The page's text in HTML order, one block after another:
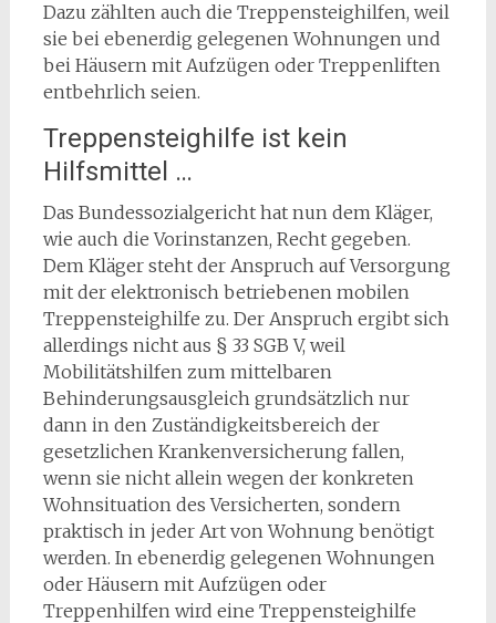
Dazu zählten auch die Treppensteighilfen, weil
sie bei ebenerdig gelegenen Wohnungen und
bei Häusern mit Aufzügen oder Treppenliften
entbehrlich seien.
Treppensteighilfe ist kein
Hilfsmittel …
Das Bundessozialgericht hat nun dem Kläger,
wie auch die Vorinstanzen, Recht gegeben.
Dem Kläger steht der Anspruch auf Versorgung
mit der elektronisch betriebenen mobilen
Treppensteighilfe zu. Der Anspruch ergibt sich
allerdings nicht aus § 33 SGB V, weil
Mobilitätshilfen zum mittelbaren
Behinderungsausgleich grundsätzlich nur
dann in den Zuständigkeitsbereich der
gesetzlichen Krankenversicherung fallen,
wenn sie nicht allein wegen der konkreten
Wohnsituation des Versicherten, sondern
praktisch in jeder Art von Wohnung benötigt
werden. In ebenerdig gelegenen Wohnungen
oder Häusern mit Aufzügen oder
Treppenhilfen wird eine Treppensteighilfe